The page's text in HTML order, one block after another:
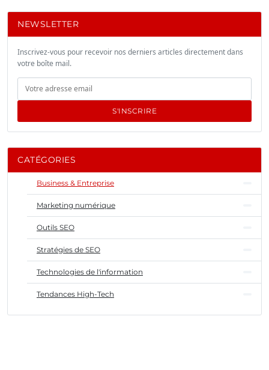
NEWSLETTER
Inscrivez-vous pour recevoir nos derniers articles directement dans
votre boîte mail.
S'INSCRIRE
CATÉGORIES
Business & Entreprise
Marketing numérique
Outils SEO
Stratégies de SEO
Technologies de l'information
Tendances High-Tech